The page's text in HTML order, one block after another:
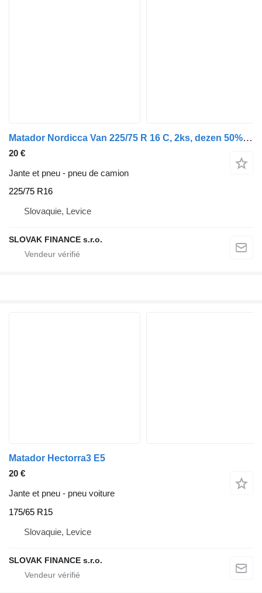
Matador Nordicca Van 225/75 R 16 C, 2ks, dezen 50% E5
20 €
Jante et pneu - pneu de camion
225/75 R16
Slovaquie, Levice
SLOVAK FINANCE s.r.o.
Matador Hectorra3 E5
20 €
Jante et pneu - pneu voiture
175/65 R15
Slovaquie, Levice
SLOVAK FINANCE s.r.o.